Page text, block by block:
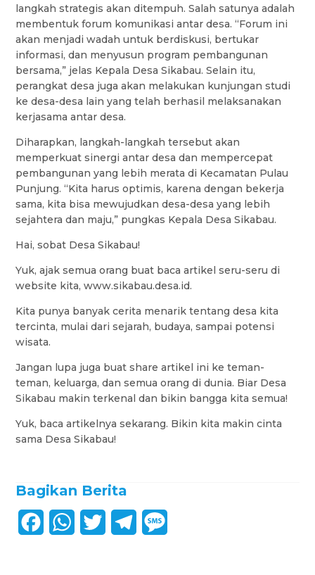
langkah strategis akan ditempuh. Salah satunya adalah
membentuk forum komunikasi antar desa. “Forum ini
akan menjadi wadah untuk berdiskusi, bertukar
informasi, dan menyusun program pembangunan
bersama,” jelas Kepala Desa Sikabau. Selain itu,
perangkat desa juga akan melakukan kunjungan studi
ke desa-desa lain yang telah berhasil melaksanakan
kerjasama antar desa.
Diharapkan, langkah-langkah tersebut akan
memperkuat sinergi antar desa dan mempercepat
pembangunan yang lebih merata di Kecamatan Pulau
Punjung. “Kita harus optimis, karena dengan bekerja
sama, kita bisa mewujudkan desa-desa yang lebih
sejahtera dan maju,” pungkas Kepala Desa Sikabau.
Hai, sobat Desa Sikabau!
Yuk, ajak semua orang buat baca artikel seru-seru di
website kita, www.sikabau.desa.id.
Kita punya banyak cerita menarik tentang desa kita
tercinta, mulai dari sejarah, budaya, sampai potensi
wisata.
Jangan lupa juga buat share artikel ini ke teman-
teman, keluarga, dan semua orang di dunia. Biar Desa
Sikabau makin terkenal dan bikin bangga kita semua!
Yuk, baca artikelnya sekarang. Bikin kita makin cinta
sama Desa Sikabau!
Bagikan Berita
W
T